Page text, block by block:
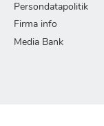
Persondatapolitik
Firma info
Media Bank